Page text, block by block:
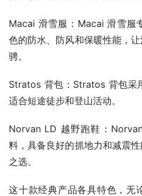
Macai 滑雪服：Macai 滑雪服
色的防水、防风和保暖性能，
骋。
Stratos 背包：Stratos 背包采
适合短途徒步和登山活动。
Norvan LD 越野跑鞋：
料，具备良好的抓地力和减震
之选。
这十款经典产品各具特色，无